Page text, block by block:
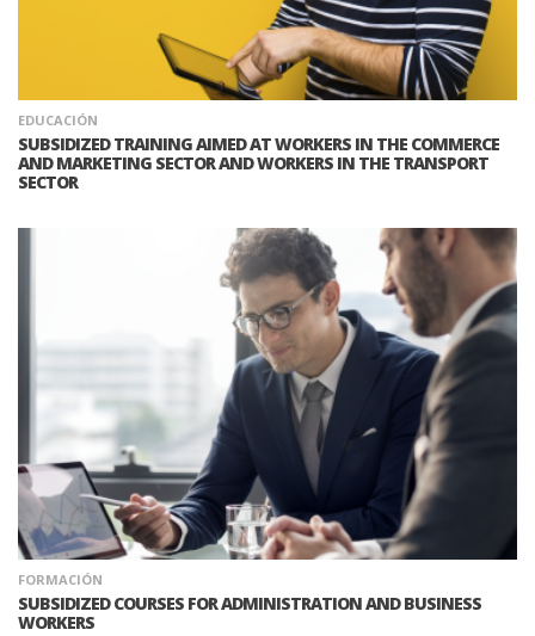
EDUCACIÓN
SUBSIDIZED TRAINING AIMED AT WORKERS IN THE COMMERCE
AND MARKETING SECTOR AND WORKERS IN THE TRANSPORT
SECTOR
FORMACIÓN
SUBSIDIZED COURSES FOR ADMINISTRATION AND BUSINESS
WORKERS